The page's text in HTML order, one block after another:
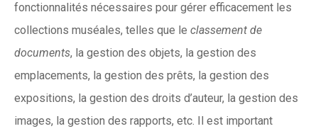
fonctionnalités nécessaires pour gérer efficacement les
collections muséales, telles que le classement de
documents, la gestion des objets, la gestion des
emplacements, la gestion des prêts, la gestion des
expositions, la gestion des droits d’auteur, la gestion des
images, la gestion des rapports, etc. Il est important